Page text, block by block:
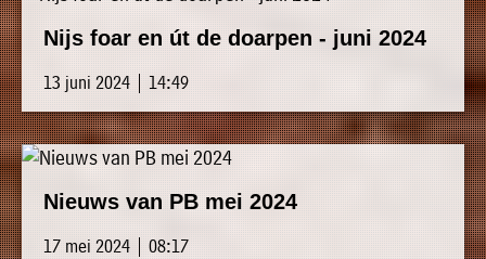
Nijs foar en út de doarpen - juni 2024
13 juni 2024 | 14:49
Nieuws van PB mei 2024
17 mei 2024 | 08:17